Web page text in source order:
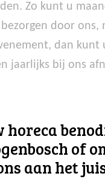
Zo kunt u
door ons,
dan kunt
jaarlijks bij ons
horeca
of
aan het